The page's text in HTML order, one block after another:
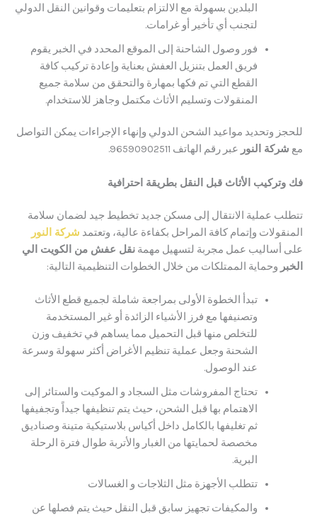
البلدين بسهولة مع الالتزام بتعليمات وقوانين النقل الدولي
لتجنب أي تأخير أو غرامات.
فور وصول الشاحنة إلى الموقع المحدد في الخبر يقوم
فريق العمل بتنزيل العفش بعناية وإعادة تركيب كافة
القطع التي تم فكها بمهارة والتحقق من سلامة جميع
المنقولات وتسليم الأثاث مكتمل وجاهز للاستخدام.
وتحديد مواعيد الشحن الدولي وإنهاء الإجراءات يمكن التواصل
النورعبر رقم الهاتف 96590902511.
الأثاث قبل النقل بطريقة احترافية
عملية الانتقال إلى مسكن جديد تخطيط جيد لضمان سلامة
وإتمام كافة المراحل بكفاءة عالية، وتعتمدشركة النور
عمل مجربة لتسهيل مهمةنقل عفش من الكويت الي
وحماية الممتلكات من خلال الخطوات التنظيمية التالية:
تبدأ الخطوة الأولى بمراجعة شاملة لجميع قطع الأثاث
وتصنيفها مع فرز الأشياء الزائدة أو غير المستخدمة
للتخلص منها قبل التحميل مما يساهم في تخفيف وزن
الشحنة وجعل عملية تنظيم الأغراض أكثر سهولة وسرعة
عند الوصول.
تحتاج المفروشات مثل السجاد و الموكيت والستائر إلى
الاهتمام بها قبل الشحن، حيث يتم تنظيفها جيداً وتجفيفها
ثم تغليفها بالكامل داخل أكياس بلاستيكية متينة وصناديق
مخصصة لحمايتها من الغبار والأتربة طوال فترة الرحلة
تتطلب الأجهزة مثل الثلاجات و الغسالات
والمكيفات تجهيز سابق قبل النقل حيث يتم فصلها عن